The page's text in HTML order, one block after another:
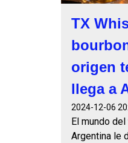
TX
origen
llega a
2024-12-06
El mundo
Argentina le